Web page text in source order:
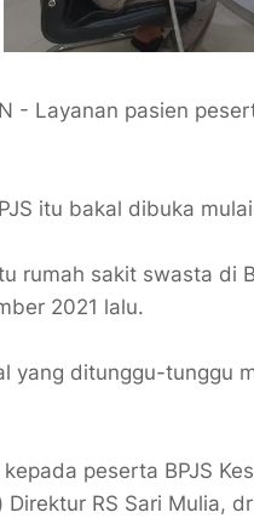
- Layanan pasien
itu bakal dibuka
rumah sakit swasta di
2021 lalu.
yang ditunggu-tunggu
peserta BPJS
Direktur RS Sari Mulia,